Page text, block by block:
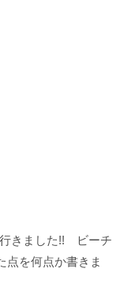
きました!! ビーチ
点を何点か書きま